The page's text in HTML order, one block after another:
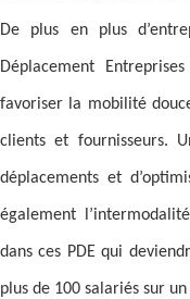
De plus en plus
Déplacement
favoriser la mobilité
clients et fournisseurs.
déplacements et
également
dans ces PDE qui
plus de 100 salariés sur